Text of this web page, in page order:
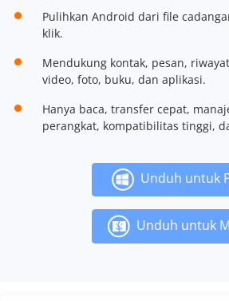
Pulihkan Android dari file
klik.
Mendukung kontak, pesan,
video, foto, buku, dan aplikasi.
Hanya baca, transfer cepat,
perangkat, kompatibilitas tinggi,
Unduh untuk
Unduh untuk